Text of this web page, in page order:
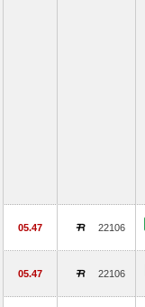
05.47 22106
05.47 22106